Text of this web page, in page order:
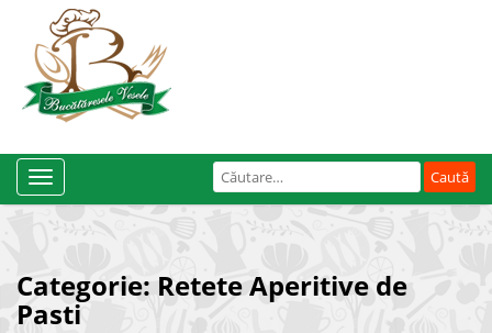
Caută
după:
Toggle
Navigation
Categorie: Retete Aperitive de
Pasti